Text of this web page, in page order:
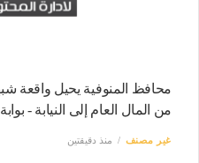
محافظ المنوفية يحيل واقعة
من المال العام إلى النيابة -
غير مصنف منذ دقيقتين